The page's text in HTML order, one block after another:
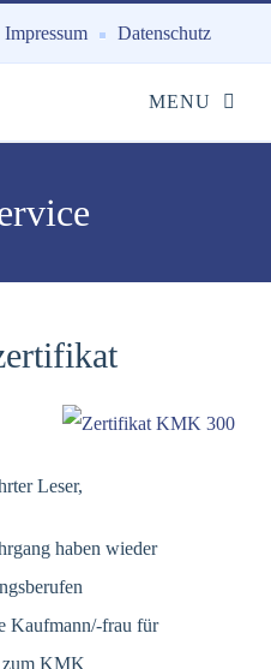
Impressum Datenschutz
Leser,
haben wieder
Kaufmann/-frau für
zum KMK